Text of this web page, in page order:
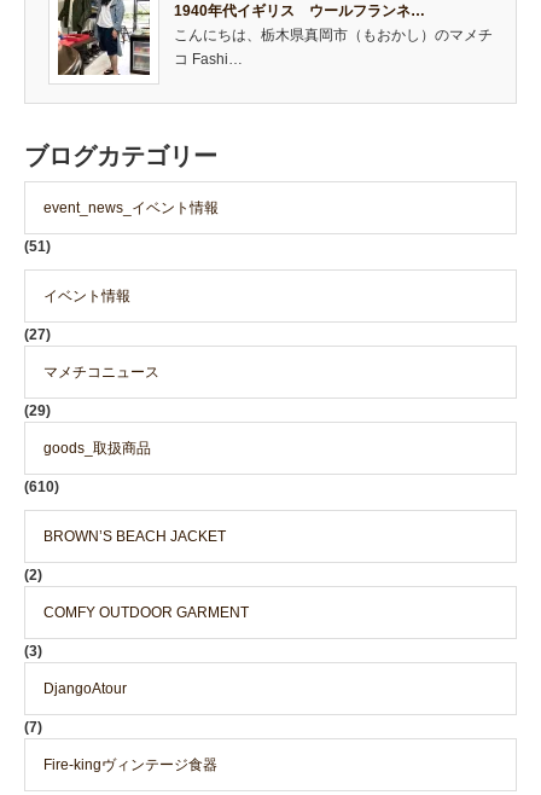
1940年代イギリス ウールフランネ…
こんにちは、栃木県真岡市（もおかし）のマメチ
コ Fashi…
ブログカテゴリー
event_news_イベント情報
(51)
イベント情報
(27)
マメチコニュース
(29)
goods_取扱商品
(610)
BROWN’S BEACH JACKET
(2)
COMFY OUTDOOR GARMENT
(3)
DjangoAtour
(7)
Fire-kingヴィンテージ食器